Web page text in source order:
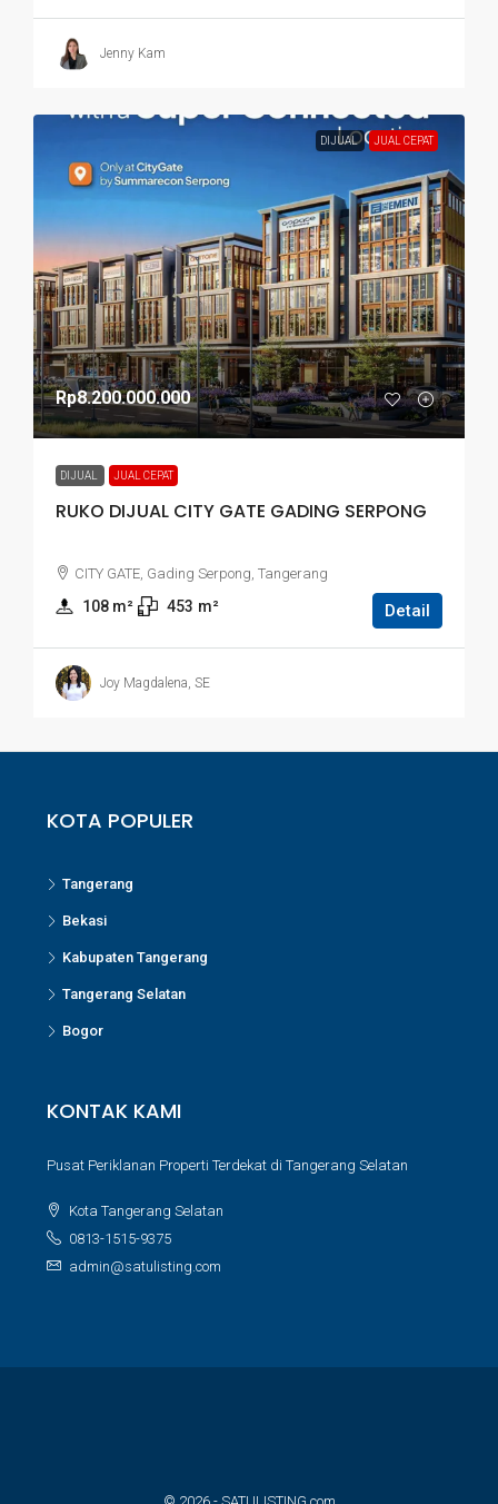
Jenny Kam
DIJUAL JUAL CEPAT
Rp8.200.000.000
DIJUAL JUAL CEPAT
RUKO DIJUAL CITY GATE GADING SERPONG
CITY GATE, Gading Serpong, Tangerang
108 m² 453 m² Detail
Joy Magdalena, SE
KOTA POPULER
Tangerang
Bekasi
Kabupaten Tangerang
Tangerang Selatan
Bogor
KONTAK KAMI
Pusat Periklanan Properti Terdekat di Tangerang Selatan
Kota Tangerang Selatan
0813-1515-9375
admin@satulisting.com